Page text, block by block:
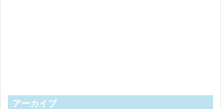
アーカイブ